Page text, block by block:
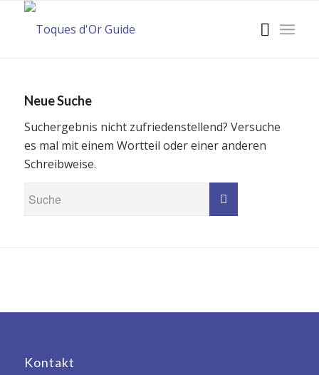
Neue Suche
Suchergebnis nicht zufriedenstellend? Versuche
es mal mit einem Wortteil oder einer anderen
Schreibweise.
Kontakt